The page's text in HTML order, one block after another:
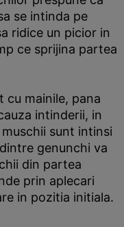
se intinda pe
ridice un picior in
ce sprijina partea
cu mainile, pana
intinderii, in
sunt intinsi
genunchi va
din partea
prin aplecari
in pozitia initiala.